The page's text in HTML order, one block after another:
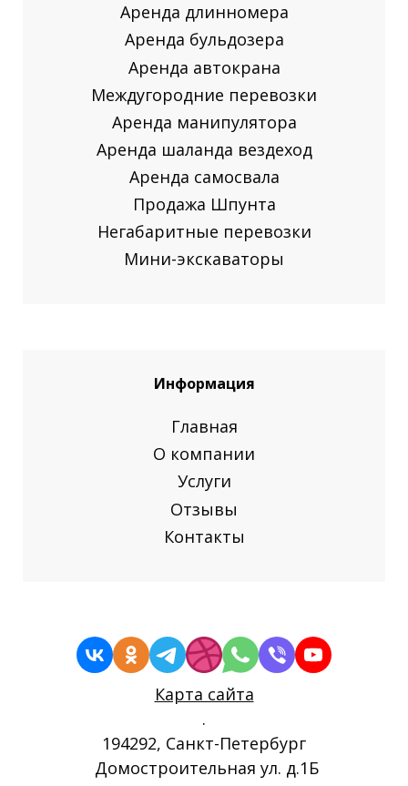
Аренда длинномера
Аренда бульдозера
Аренда автокрана
Междугородние перевозки
Аренда манипулятора
Аренда шаланда вездеход
Аренда самосвала
Продажа Шпунта
Негабаритные перевозки
Мини-экскаваторы
Информация
Главная
О компании
Услуги
Отзывы
Контакты
Карта сайта
.
194292, Санкт-Петербург
Домостроительная ул. д.1Б